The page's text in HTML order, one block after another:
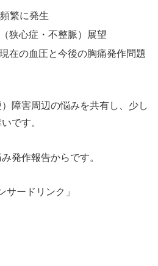
繁に発生
狭心症・不整脈）展望
在の血圧と今後の胸痛発作問題
障害周辺の悩みを共有し、少し
です。
発作報告からです。
サードリンク」